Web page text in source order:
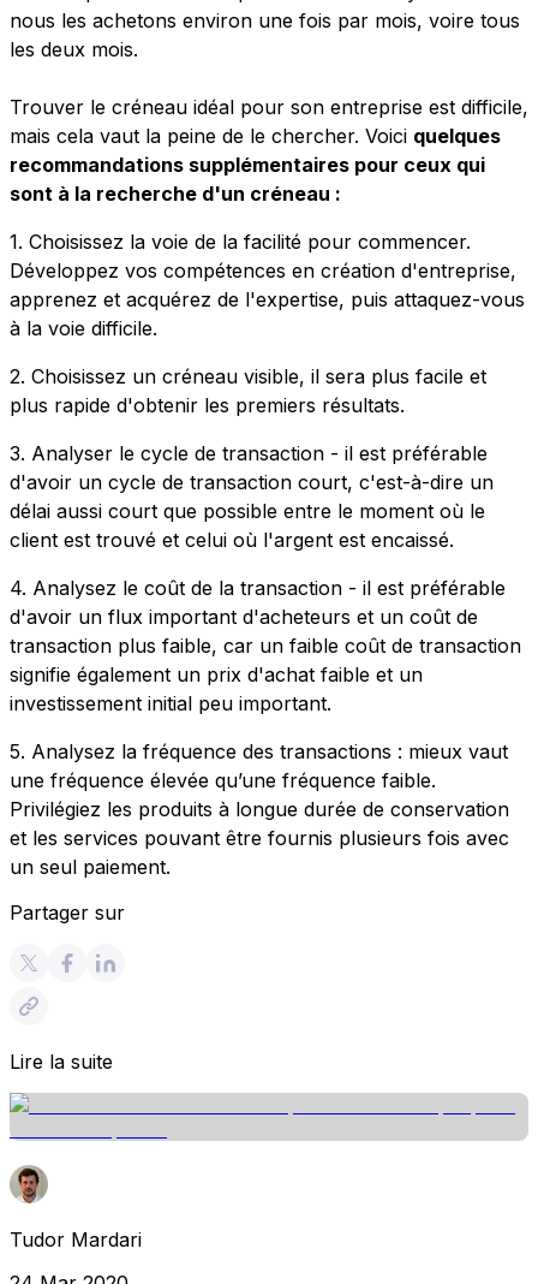
nous les achetons environ une fois par mois, voire tous
les deux mois.
Trouver le créneau idéal pour son entreprise est difficile,
mais cela vaut la peine de le chercher. Voici quelques
recommandations supplémentaires pour ceux qui
sont à la recherche d'un créneau :
1. Choisissez la voie de la facilité pour commencer.
Développez vos compétences en création d'entreprise,
apprenez et acquérez de l'expertise, puis attaquez-vous
à la voie difficile.
2. Choisissez un créneau visible, il sera plus facile et
plus rapide d'obtenir les premiers résultats.
3. Analyser le cycle de transaction - il est préférable
d'avoir un cycle de transaction court, c'est-à-dire un
délai aussi court que possible entre le moment où le
client est trouvé et celui où l'argent est encaissé.
4. Analysez le coût de la transaction - il est préférable
d'avoir un flux important d'acheteurs et un coût de
transaction plus faible, car un faible coût de transaction
signifie également un prix d'achat faible et un
investissement initial peu important.
5. Analysez la fréquence des transactions : mieux vaut
une fréquence élevée qu’une fréquence faible.
Privilégiez les produits à longue durée de conservation
et les services pouvant être fournis plusieurs fois avec
un seul paiement.
Partager sur
Lire la suite
Tudor Mardari